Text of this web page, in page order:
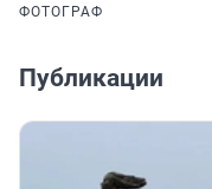
ФОТОГРАФ
Публикации